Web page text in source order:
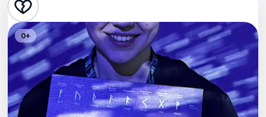
Стендап
Выставки
Квесты
Экскурсии
0+